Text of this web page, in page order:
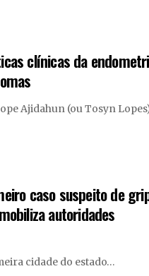
clínicas da
Ajidahun (ou Tosyn
caso suspeito de
autoridades
cidade do estado…